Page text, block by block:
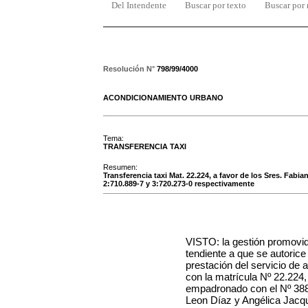
Del Intendente Buscar por texto Buscar por
Resolución N° 798/99/4000
ACONDICIONAMIENTO URBANO
Tema:
TRANSFERENCIA TAXI
Resumen:
Transferencia taxi Mat. 22.224, a favor de los Sres.
2:710.889-7 y 3:720.273-0 respectivamente
VISTO: la gestión
tendiente a que se
prestación del servicio de
con la matrícula Nº 22.224
empadronado con el Nº
Leon Díaz y Angélica